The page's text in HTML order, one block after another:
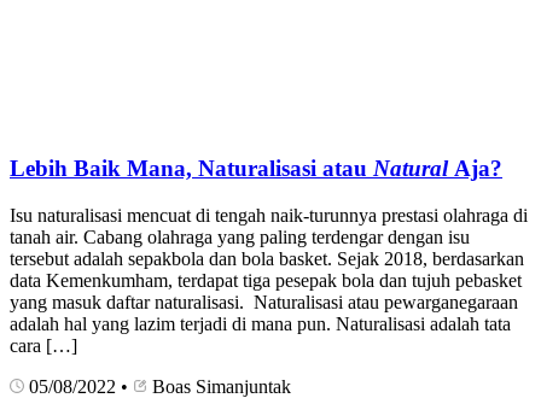
Lebih Baik Mana, Naturalisasi atau NaturalAja?
Isu naturalisasi mencuat di tengah naik-turunnya prestasi olahraga di
tanah air. Cabang olahraga yang paling terdengar dengan isu
tersebut adalah sepakbola dan bola basket. Sejak 2018, berdasarkan
data Kemenkumham, terdapat tiga pesepak bola dan tujuh pebasket
yang masuk daftar naturalisasi. Naturalisasi atau pewarganegaraan
adalah hal yang lazim terjadi di mana pun. Naturalisasi adalah tata
cara […]
05/08/2022 • Boas Simanjuntak